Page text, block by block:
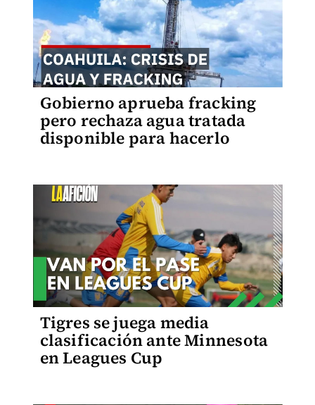
Gobierno aprueba fracking
pero rechaza agua tratada
disponible para hacerlo
Tigres se juega media
clasificación ante Minnesota
en Leagues Cup